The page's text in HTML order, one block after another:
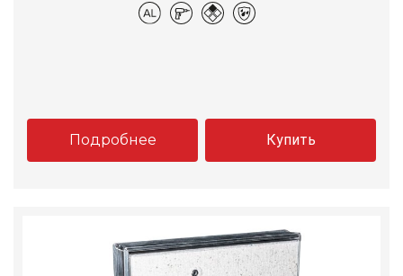
Подробнее Купить